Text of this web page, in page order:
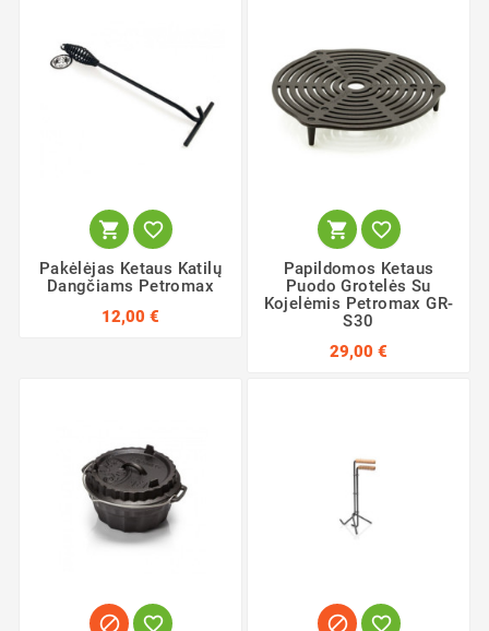
 
Pakėlėjas Ketaus Katilų
Dangčiams Petromax
12,00 €
 
Papildomos Ketaus
Puodo Grotelės Su
Kojelėmis Petromax GR-
S30
29,00 €
   